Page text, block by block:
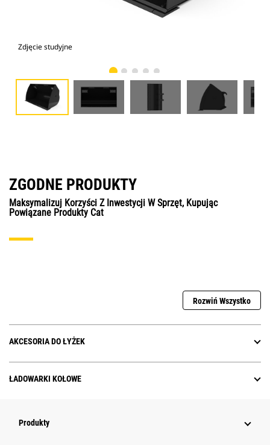
Zdjęcie studyjne
ZGODNE PRODUKTY
Maksymalizuj Korzyści Z Inwestycji W Sprzęt, Kupując
Powiązane Produkty Cat
Rozwiń Wszystko
AKCESORIA DO ŁYŻEK
ŁADOWARKI KOŁOWE
Produkty